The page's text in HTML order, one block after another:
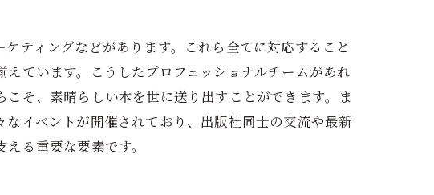
ティングなどがあります。これら全てに対応すること
ています。こうしたプロフェッショナルチームがあれ
そ、素晴らしい本を世に送り出すことができます。ま
イベントが開催されており、出版社同士の交流や最新
る重要な要素です。